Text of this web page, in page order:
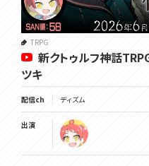
TRPG
新クトゥルフ神話
ツキ
配信ch ディズム
出演